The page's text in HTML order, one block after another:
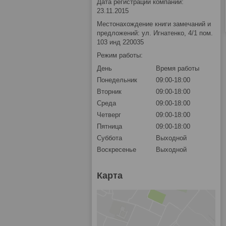
Дата регистрации компании:
23.11.2015
Местонахождение книги замечаний и
предложений: ул. Игнатенко, 4/1 пом.
103 инд 220035
Режим работы:
День
Время работы
Понедельник
09:00-18:00
Вторник
09:00-18:00
Среда
09:00-18:00
Четверг
09:00-18:00
Пятница
09:00-18:00
Суббота
Выходной
Воскресенье
Выходной
Карта